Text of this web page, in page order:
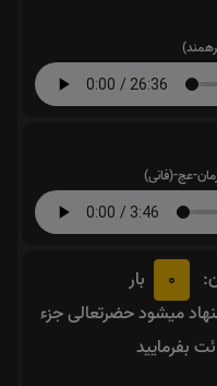
عج-(فانی)
0
بار
میشود حضرتعالی جزء
بفرمایید